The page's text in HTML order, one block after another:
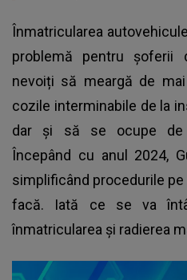
Înmatricularea
problemă pentru șoferii
nevoiți să meargă de
cozile interminabile de la
dar și să se ocupe de
Începând cu anul 2024,
simplificând procedurile
facă. Iată ce se va
înmatricularea și radierea